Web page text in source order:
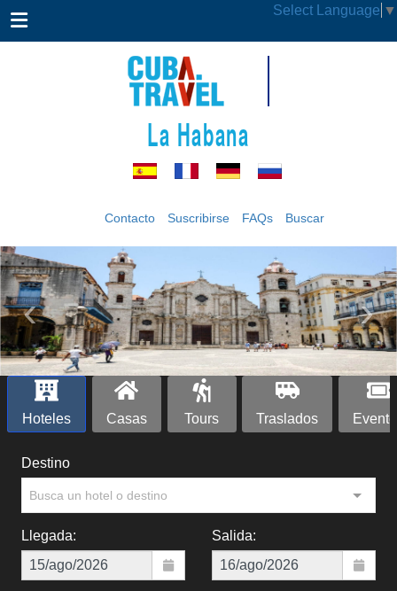
Select Language ▼
La Habana
Contacto Suscribirse FAQs Buscar
‹ ›
Hoteles Casas Tours Traslados
Destino
Busca un hotel o destino
Llegada: Salida: